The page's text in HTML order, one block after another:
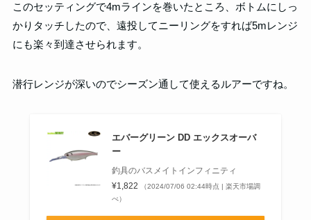
このセッティングで4mラインを巻いたところ、ボトムにしっ
かりタッチしたので、遠投してニーリングをすれば5mレンジ
にも楽々到達させられます。
潜行レンジが深いのでシーズン通して使えるルアーですね。
エバーグリーン DD エックスオーバ
ー
釣具のバスメイトインフィニティ
¥1,822
（2024/07/06 02:44時点 | 楽天市場調
べ）